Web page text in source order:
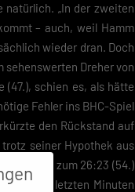
natürlich. „In der zweiten
– auch, weil Hamm
wieder dran. Doch
sehenswerten Dreher von
(47.), schien es, als hätte
Fehler ins BHC-Spiel
den Rückstand auf
seiner Hypothek aus
Treffern zum 26:23 (54.)
in den letzten Minuten